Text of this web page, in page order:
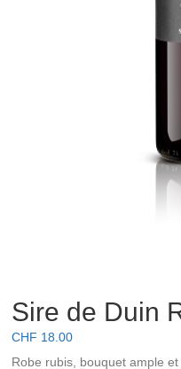
Sire de Duin
CHF 18.00
Robe rubis, bouquet ample